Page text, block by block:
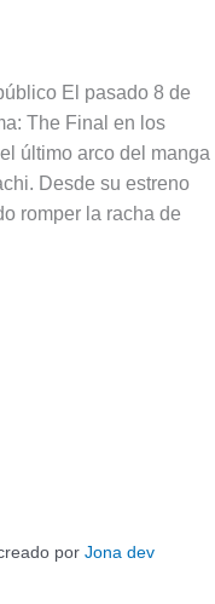
El pasado 8 de
The Final en los
último arco del manga
Desde su estreno
romper la racha de
por Jona dev